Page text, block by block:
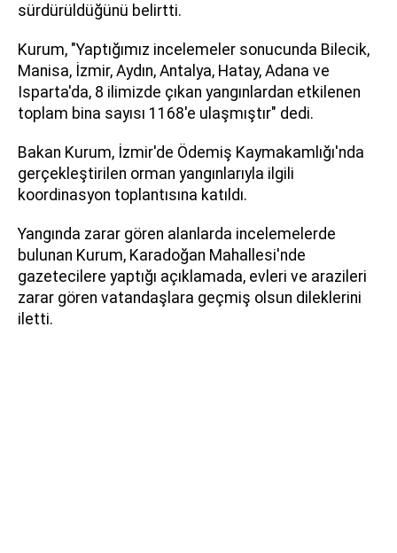
sürdürüldüğünü belirtti.
Kurum, "Yaptığımız incelemeler sonucunda Bilecik,
Manisa, İzmir, Aydın, Antalya, Hatay, Adana ve
Isparta'da, 8 ilimizde çıkan yangınlardan etkilenen
toplam bina sayısı 1168'e ulaşmıştır" dedi.
Bakan Kurum, İzmir'de Ödemiş Kaymakamlığı'nda
gerçekleştirilen orman yangınlarıyla ilgili
koordinasyon toplantısına katıldı.
Yangında zarar gören alanlarda incelemelerde
bulunan Kurum, Karadoğan Mahallesi'nde
gazetecilere yaptığı açıklamada, evleri ve arazileri
zarar gören vatandaşlara geçmiş olsun dileklerini
iletti.